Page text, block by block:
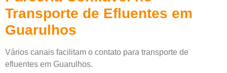
Transporte de Efluentes em
Guarulhos
Vários canais facilitam o contato para transporte de
efluentes em Guarulhos.